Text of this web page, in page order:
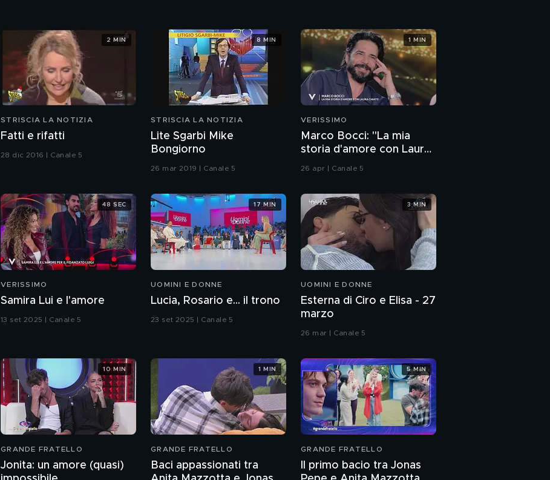
STRISCIA LA NOTIZIA
Fatti e rifatti
28 dic 2016 | Canale 5
2 MIN
STRISCIA LA NOTIZIA
Lite Sgarbi Mike
Bongiorno
26 mar 2019 | Canale 5
8 MIN
VERISSIMO
Marco Bocci: "La mia
storia d'amore con Laura
Chiatti"
26 apr | Canale 5
1 MIN
VERISSIMO
Samira Lui e l'amore
13 set 2025 | Canale 5
48 SEC
UOMINI E DONNE
Lucia, Rosario e... il trono
23 set 2025 | Canale 5
17 MIN
UOMINI E DONNE
Esterna di Ciro e Elisa - 27
marzo
26 mar | Canale 5
3 MIN
GRANDE FRATELLO
Jonita: un amore (quasi)
10 MIN
GRANDE FRATELLO
Baci appassionati tra
1 MIN
GRANDE FRATELLO
Il primo bacio tra Jonas
5 MIN